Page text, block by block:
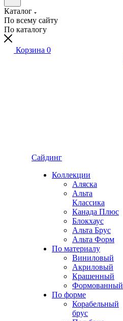
Каталог
По всему сайту
По каталогу
Корзина 0
Сайдинг
Коллекции
Аляска
Альта
Классика
Канада Плюс
Блокхаус
Альта Брус
Альта Форм
По материалу
Виниловый
Акриловый
Крашенный
Формованный
По форме
Корабельный
брус